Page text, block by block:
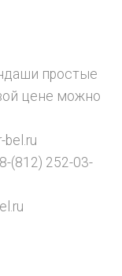
простые
цене можно
bel.ru
(812) 252-03-